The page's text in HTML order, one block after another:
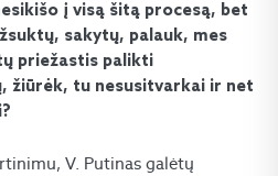
į visą šitą procesą, bet
sakytų, palauk, mes
priežastis palikti
žiūrėk, tu nesusitvarkai ir net
V. Putinas galėtų